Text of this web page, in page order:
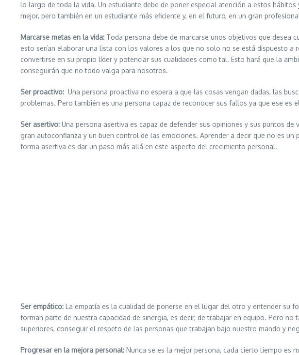
lo largo de toda la vida. Un estudiante debe de poner especial atención a estos
mejor, pero también en un estudiante más eficiente y, en el futuro, en un gran
Marcarse metas en la vida: Toda persona debe de marcarse unos objetivos que desea
esto serían elaborar una lista con los valores a los que no solo no se está dispuesto a
convertirse en su propio líder y potenciar sus cualidades como tal. Esto hará que la
conseguirán que no todo valga para nosotros.
Ser proactivo: Una persona proactiva no espera a que las cosas vengan dadas, las
problemas. Pero también es una persona capaz de reconocer sus fallos ya que ese es
Ser asertivo: Una persona asertiva es capaz de defender sus opiniones y sus puntos
gran autoconfianza y un buen control de las emociones. Aprender a decir que no es
forma asertiva es dar un paso más allá en este aspecto del crecimiento personal.
Ser empático: La empatía es la cualidad de ponerse en el lugar del otro y entender su
forman parte de nuestra capacidad de sinergia, es decir, de trabajar en equipo. Pero
superiores, conseguir el respeto de las personas que trabajan bajo nuestro mando y
Progresar en la mejora personal: Nunca se es la mejor persona, cada cierto tiempo es